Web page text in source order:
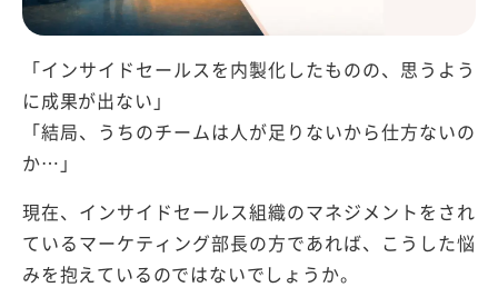
「インサイドセールスを内製化したものの、思うよう
に成果が出ない」
「結局、うちのチームは人が足りないから仕方ないの
か…」
現在、インサイドセールス組織のマネジメントをされ
ているマーケティング部長の方であれば、こうした悩
みを抱えているのではないでしょうか。